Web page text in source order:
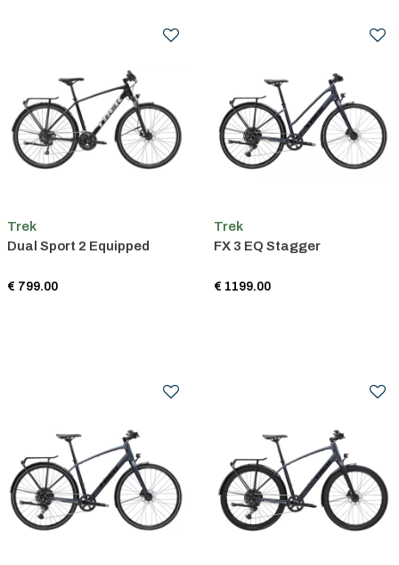
Trek
Dual Sport 2 Equipped
€ 799.00
Trek
FX 3 EQ Stagger
€ 1199.00